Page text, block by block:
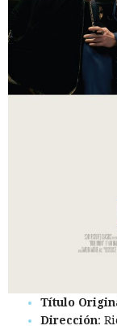
Título
Dirección: